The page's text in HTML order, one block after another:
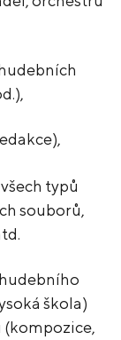
typů
souborů,
škola)